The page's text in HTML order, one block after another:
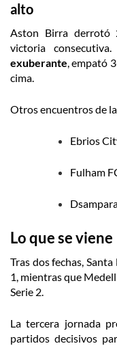
alto
Aston Birra derrotó
victoria
exuberante, empató
cima.
Otros encuentros de la
Ebrios
Fulham
Lo que se viene
Tras dos fechas,
1, mientras que
Serie 2.
La tercera jornada
partidos decisivos